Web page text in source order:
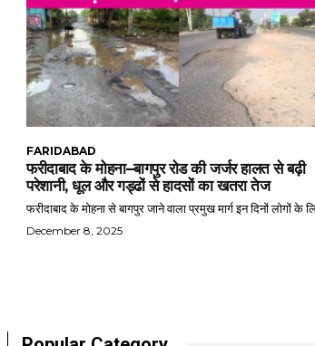
FARIDABAD
फरीदाबाद के मोहना–बागपुर रोड की जर्जर हालत से बढ़ी
परेशानी, धूल और गड्ढों से हादसों का खतरा तेज
फरीदाबाद के मोहना से बागपुर जाने वाला प्रमुख मार्ग इन दिनों लोगों के
December 8, 2025